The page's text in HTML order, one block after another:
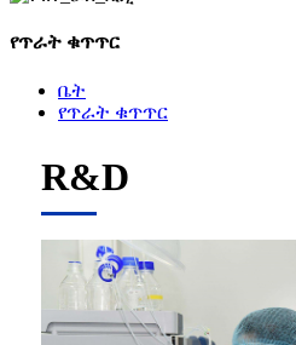
የጥራት ቁጥጥር
ቤት
የጥራት ቁጥጥር
R&D